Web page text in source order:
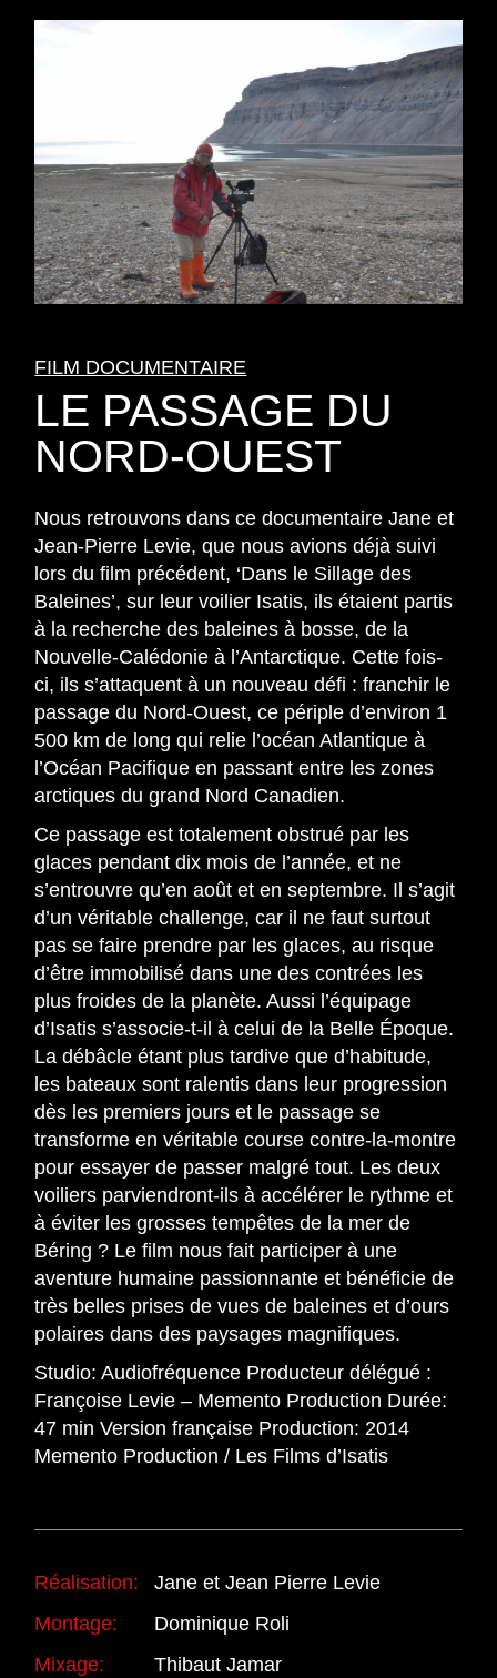
FILM DOCUMENTAIRE
LE PASSAGE DU
NORD-OUEST
Nous retrouvons dans ce documentaire Jane et
Jean-Pierre Levie, que nous avions déjà suivi
lors du film précédent, ‘Dans le Sillage des
Baleines’, sur leur voilier Isatis, ils étaient partis
à la recherche des baleines à bosse, de la
Nouvelle-Calédonie à l’Antarctique. Cette fois-
ci, ils s’attaquent à un nouveau défi : franchir le
passage du Nord-Ouest, ce périple d’environ 1
500 km de long qui relie l’océan Atlantique à
l’Océan Pacifique en passant entre les zones
arctiques du grand Nord Canadien.
Ce passage est totalement obstrué par les
glaces pendant dix mois de l’année, et ne
s’entrouvre qu’en août et en septembre. Il s’agit
d’un véritable challenge, car il ne faut surtout
pas se faire prendre par les glaces, au risque
d’être immobilisé dans une des contrées les
plus froides de la planète. Aussi l’équipage
d’Isatis s’associe-t-il à celui de la Belle Époque.
La débâcle étant plus tardive que d’habitude,
les bateaux sont ralentis dans leur progression
dès les premiers jours et le passage se
transforme en véritable course contre-la-montre
pour essayer de passer malgré tout. Les deux
voiliers parviendront-ils à accélérer le rythme et
à éviter les grosses tempêtes de la mer de
Béring ? Le film nous fait participer à une
aventure humaine passionnante et bénéficie de
très belles prises de vues de baleines et d’ours
polaires dans des paysages magnifiques.
Studio: Audiofréquence Producteur délégué :
Françoise Levie – Memento Production Durée:
47 min Version française Production: 2014
Memento Production / Les Films d’Isatis
Réalisation:
Jane et Jean Pierre Levie
Montage:
Dominique Roli
Mixage:
Thibaut Jamar